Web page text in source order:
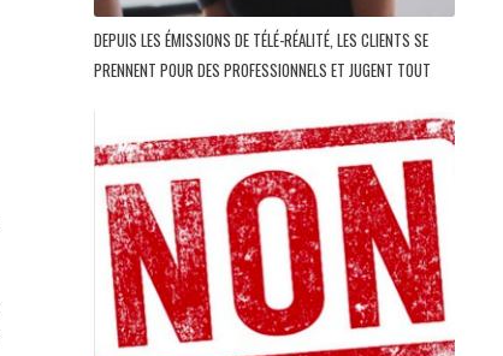
DEPUIS LES ÉMISSIONS DE TÉLÉ-RÉALITÉ, LES CLIENTS SE
PRENNENT POUR DES PROFESSIONNELS ET JUGENT TOUT